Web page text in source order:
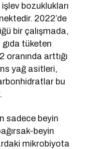
bozuklukları
2022’de
bir çalışmada,
tüketen
arttığı
yağ asitleri,
bu
sadece beyin
beyin
mikrobiyota